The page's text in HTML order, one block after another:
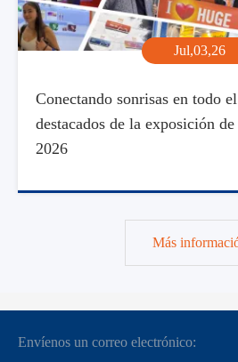
Jul,03,26
Conectando sonrisas en todo
destacados de la exposición
2026
Más
Envíenos un correo electrónico: